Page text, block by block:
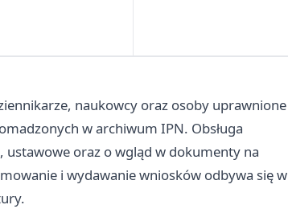
naukowcy oraz osoby uprawnione
w archiwum IPN. Obsługa
oraz o wgląd w dokumenty na
i wydawanie wniosków odbywa się w